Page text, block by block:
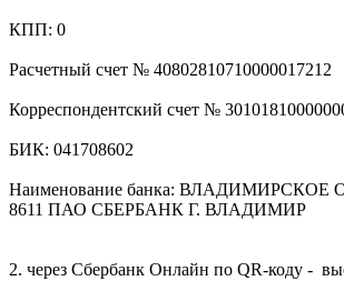
КПП: 0
Расчетный счет № 40802810710000017212
Корреспондентский счет №
БИК: 041708602
Наименование банка:
8611 ПАО СБЕРБАНК Г. ВЛАДИМИР
2. через Сбербанк Онлайн по QR-коду -